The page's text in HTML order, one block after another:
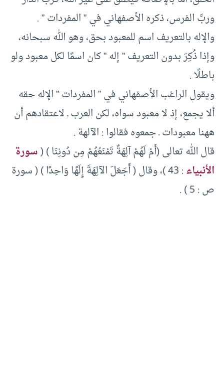
وربِّ الفرس، ذكره الأصفهاني في ” المفردات ” .
والإله بالتعريف اسم للمعبود بحق، وهو الله سبحانه،
وإذا ذُكِرَ بدون التعريف ” إله ” كان اسمًا لكل معبود ولو
باطلًا .
ويقول الراغب الأصفهاني في ” المفردات ” الإله حقه
ألا يجمع، إذ لا معبود سواه، لكن العرب ـ لاعتقادهم أن
ههنا معبودات ـ جمعوه فقالوا : الآلهة .
قال الله تعالى (أَمْ لَهُمْ آلِهَةٌ تَمْنَعُهُمْ مِن دُونِنَا ) (سورة
الأنبياء
: 43 )، وقال ( أَجَعَلَ الآلِهَةَ إِلَهًا وَاحِدًا ) ( سورة
ص : 5 ) .